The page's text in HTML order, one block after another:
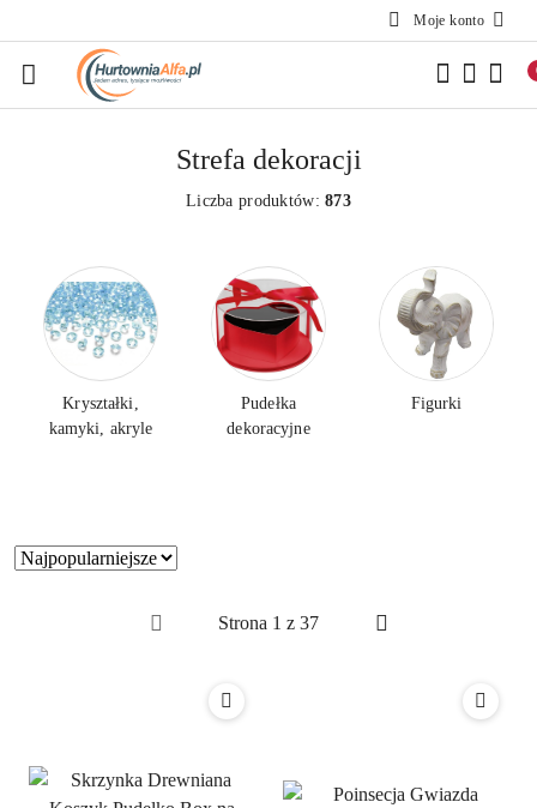
Moje konto
Strefa dekoracji
Liczba produktów:873
Kryształki,
kamyki, akryle
Pudełka
dekoracyjne
Figurki
Zastosowano
Najpopularniejsze.
Sortuj